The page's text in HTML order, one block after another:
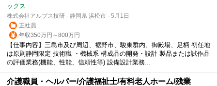
ックス
株式会社アルプス技研 - 静岡県 浜松市 - 5月1日
正社員
年収350万円～800万円
【仕事内容】三島市及び周辺、裾野市、駿東群内、御殿場、足柄 初任地
は原則静岡限定 技術職 ・機械系 構成品の開発・設計 製品または試作品
の評価業務(機能、性能、信頼性等) 設備設計業務...
介護職員・ヘルパー/介護福祉士/有料老人ホーム/残業